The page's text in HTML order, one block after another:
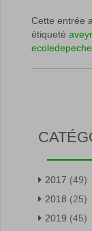
Cette entrée
étiqueté
2017 (49)
2018 (25)
2019 (45)